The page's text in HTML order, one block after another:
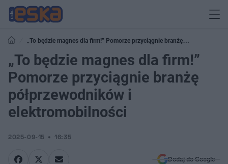
„To będzie magnes dla firm!” Pomorze przyciągnie branżę
półprzewodników i elektromobilności
„To będzie magnes dla firm!”
Pomorze przyciągnie branżę
półprzewodników i
elektromobilności
2025-09-15 16:35
Dodaj do Google